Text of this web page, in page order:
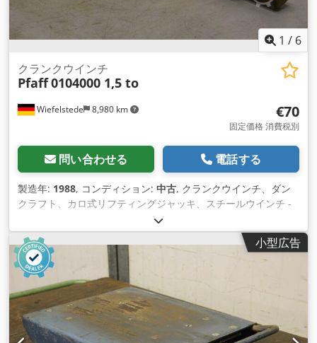
1 / 6
Wiefelstede 8,980 km
クランクウインチ
Pfaff0104000 1,5 to
€70
固定価格 消費税別
問い合わせる 電話する
製造年: 1988, コンディション: 中古, クランクウインチ、ダン
クラフト、カロ式リフティングジャッキ、スチールウインチ -
メーカー：Pfaff、スチールウインチタイプ0104000 -積載量：
1.5t Cjdpfx Alohgm D Hoioha -吊り上げ高さ：0.35m -数：4
つのウインチが利用可能 -価格：1枚あたり -外形寸法：
740/120/140mm -重さ：10.3kg/個。
小型広告